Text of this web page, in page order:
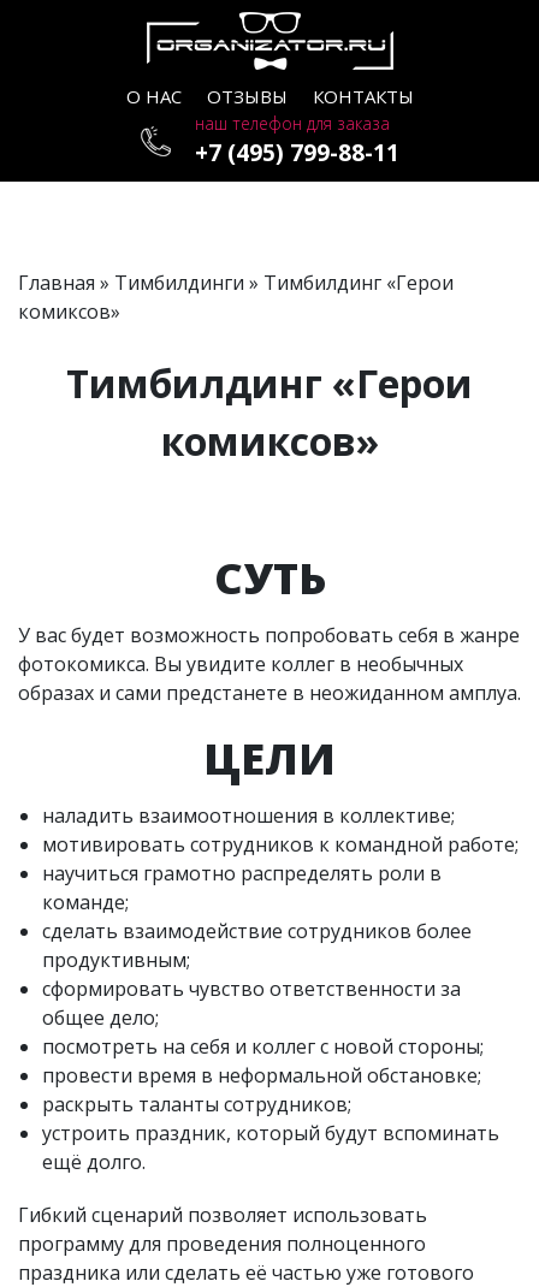
О НАС ОТЗЫВЫ КОНТАКТЫ
наш телефон для заказа
+7 (495) 799-88-11
Главная » Тимбилдинги » Тимбилдинг «Герои
комиксов»
Тимбилдинг «Герои
комиксов»
СУТЬ
У вас будет возможность попробовать себя в жанре
фотокомикса. Вы увидите коллег в необычных
образах и сами предстанете в неожиданном амплуа.
ЦЕЛИ
наладить взаимоотношения в коллективе;
мотивировать сотрудников к командной работе;
научиться грамотно распределять роли в
команде;
сделать взаимодействие сотрудников более
продуктивным;
сформировать чувство ответственности за
общее дело;
посмотреть на себя и коллег с новой стороны;
провести время в неформальной обстановке;
раскрыть таланты сотрудников;
устроить праздник, который будут вспоминать
ещё долго.
Гибкий сценарий позволяет использовать
программу для проведения полноценного
праздника или сделать её частью уже готового